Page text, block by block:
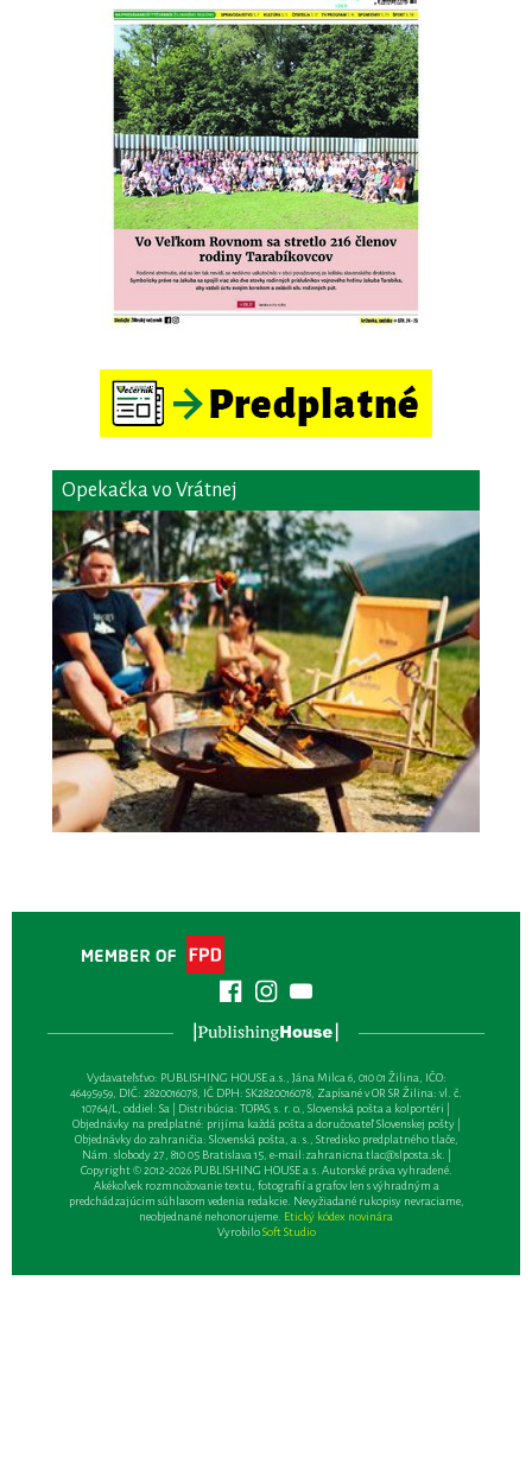
Opekačka vo Vrátnej
Vydavateľsťvo: PUBLISHING HOUSE a.s., Jána Milca 6, 010 01 Žilina, IČO:
46495959, DIČ: 2820016078, IČ DPH: SK2820016078, Zapísané v OR SR Žilina: vl. č.
10764/L, oddiel: Sa | Distribúcia: TOPAS, s. r. o., Slovenská pošta a kolportéri |
Objednávky na predplatné: prijíma každá pošta a doručovateľ Slovenskej pošty |
Objednávky do zahraničia: Slovenská pošta, a. s., Stredisko predplatného tlače,
Nám. slobody 27, 810 05 Bratislava 15, e-mail:zahranicna.tlac@slposta.sk. |
Copyright © 2012-2026 PUBLISHING HOUSE a.s. Autorské práva vyhradené.
Akékoľvek rozmnožovanie textu, fotografií a grafov len s výhradným a
predchádzajúcim súhlasom vedenia redakcie. Nevyžiadané rukopisy nevraciame,
neobjednané nehonorujeme. Etický kódex novinára
VyrobiloSoft Studio